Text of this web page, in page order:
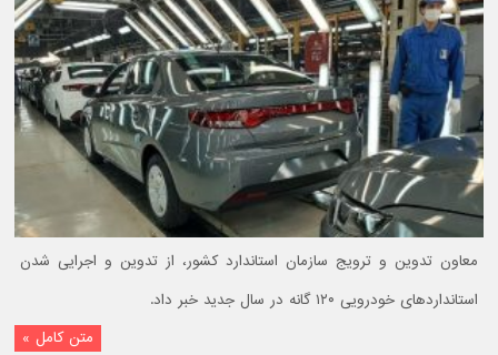
معاون تدوین و ترویج سازمان استاندارد کشور، از تدوین و اجرایی شدن
استانداردهای خودرویی ۱۲۰ گانه در سال جدید خبر داد.
متن کامل »